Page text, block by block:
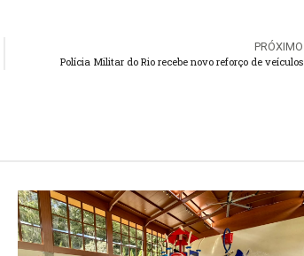
PRÓXIMO
Polícia Militar do Rio recebe novo reforço de veículos